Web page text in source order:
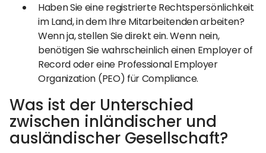
Haben Sie eine registrierte Rechtspersönlichkeit
im Land, in dem Ihre Mitarbeitenden arbeiten?
Wenn ja, stellen Sie direkt ein. Wenn nein,
benötigen Sie wahrscheinlich einen Employer of
Record oder eine Professional Employer
Organization (PEO) für Compliance.
Was ist der Unterschied
zwischen inländischer und
ausländischer Gesellschaft?